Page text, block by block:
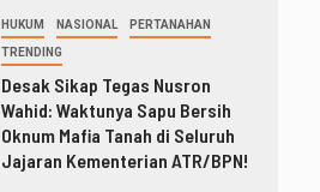
HUKUM NASIONAL PERTANAHAN
TRENDING
Desak Sikap Tegas Nusron
Wahid: Waktunya Sapu Bersih
Oknum Mafia Tanah di Seluruh
Jajaran Kementerian ATR/BPN!